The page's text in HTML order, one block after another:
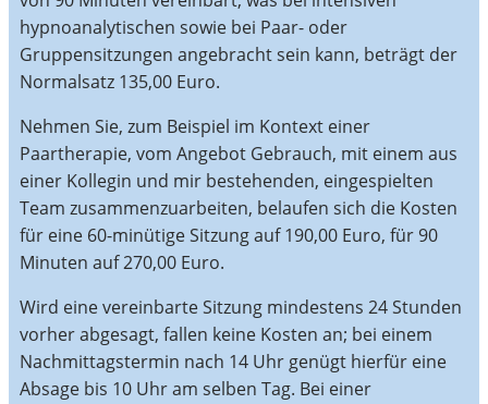
hypnoanalytischen sowie bei Paar- oder
Gruppensitzungen angebracht sein kann, beträgt der
Normalsatz 135,00 Euro.
Nehmen Sie, zum Beispiel im Kontext einer
Paartherapie, vom Angebot Gebrauch, mit einem aus
einer Kollegin und mir bestehenden, eingespielten
Team zusammenzuarbeiten, belaufen sich die Kosten
für eine 60-minütige Sitzung auf 190,00 Euro, für 90
Minuten auf 270,00 Euro.
Wird eine vereinbarte Sitzung mindestens 24 Stunden
vorher abgesagt, fallen keine Kosten an; bei einem
Nachmittagstermin nach 14 Uhr genügt hierfür eine
Absage bis 10 Uhr am selben Tag. Bei einer